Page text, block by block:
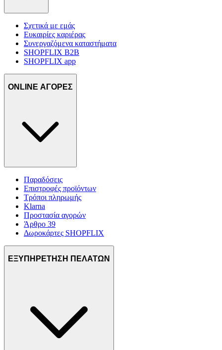
Σχετικά με εμάς
Ευκαιρίες καριέρας
Συνεργαζόμενα καταστήματα
SHOPFLIX B2B
SHOPFLIX app
ONLINE ΑΓΟΡΕΣ
Παραδόσεις
Επιστροφές προϊόντων
Τρόποι πληρωμής
Klarna
Προστασία αγορών
Άρθρο 39
Δωροκάρτες SHOPFLIX
ΕΞΥΠΗΡΕΤΗΣΗ ΠΕΛΑΤΩΝ